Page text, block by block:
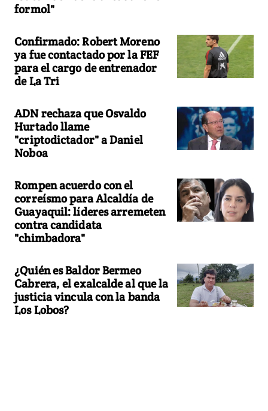
formol"
Confirmado: Robert Moreno
ya fue contactado por la FEF
para el cargo de entrenador
de La Tri
ADN rechaza que Osvaldo
Hurtado llame
"criptodictador" a Daniel
Noboa
Rompen acuerdo con el
correísmo para Alcaldía de
Guayaquil: líderes arremeten
contra candidata
"chimbadora"
¿Quién es Baldor Bermeo
Cabrera, el exalcalde al que la
justicia vincula con la banda
Los Lobos?